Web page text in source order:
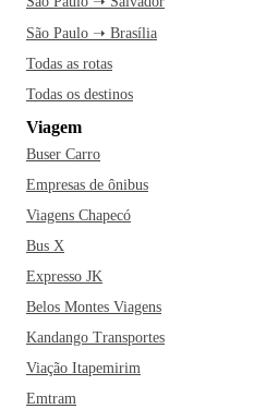
São Paulo ➝ Brasília
Todas as rotas
Todas os destinos
Viagem
Buser Carro
Empresas de ônibus
Viagens Chapecó
Bus X
Expresso JK
Belos Montes Viagens
Kandango Transportes
Viação Itapemirim
Emtram